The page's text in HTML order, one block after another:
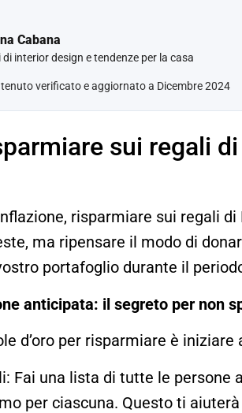
Cabana
di interior design e tendenze per la casa
verificato e aggiornato a Dicembre 2024
sui regali
risparmiare sui regali
ma ripensare il modo di
portafoglio durante il
anticipata: il segreto per non
d’oro per risparmiare è
Fai una lista di tutte le persone
per ciascuna. Questo ti